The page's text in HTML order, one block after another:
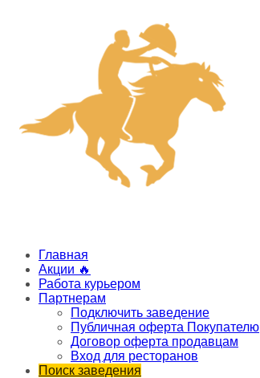
Главная
Акции 🔥
Работа курьером
Партнерам
Подключить заведение
Публичная оферта Покупателю
Договор оферта продавцам
Вход для ресторанов
Поиск заведения